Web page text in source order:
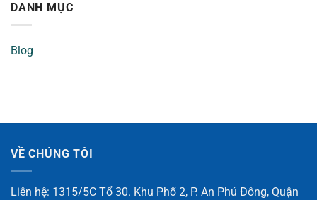
DANH MỤC
Blog
VỀ CHÚNG TÔI
Liên hệ: 1315/5C Tổ 30. Khu Phố 2, P. An Phú Đông, Quận